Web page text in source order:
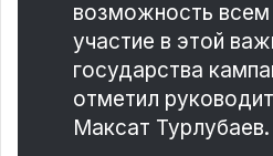
возможность всем
участие в этой
государства
отметил
Максат Турлубаев.